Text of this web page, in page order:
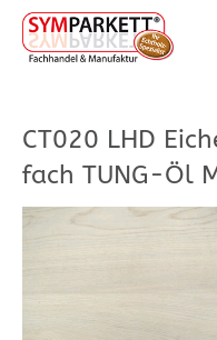
CT020 LHD
fach TUNG-Öl